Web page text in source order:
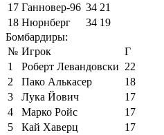
17 Ганновер-96 34 21
18 Нюрнберг 34 19
Бомбардиры:
№ Игрок
Г
1
Роберт Левандовски 22
2
Пако Алькасер
18
3
Лука Йович
17
4
Марко Ройс
17
5
Кай Хаверц
17